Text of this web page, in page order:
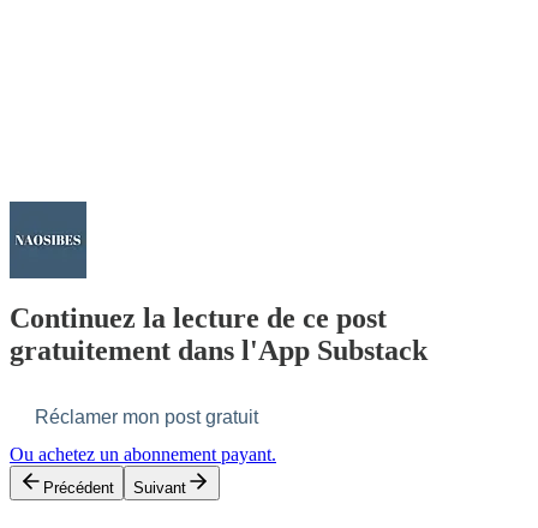
Continuez la lecture de ce post
gratuitement dans l'App Substack
Réclamer mon post gratuit
Ou achetez un abonnement payant.
Précédent Suivant